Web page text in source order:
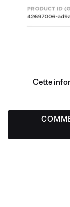
Cette